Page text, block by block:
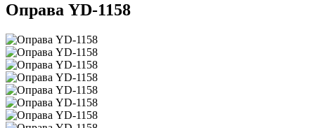
Оправа YD-1158